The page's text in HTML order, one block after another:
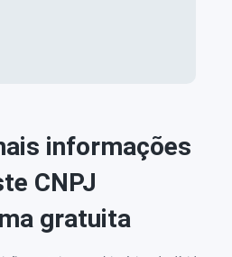
informações
CNPJ
gratuita